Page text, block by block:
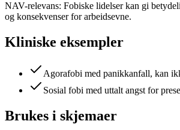
NAV-relevans: Fobiske lidelser kan gi
og konsekvenser for arbeidsevne.
Kliniske eksempler
Agorafobi med panikkanfall, kan
Sosial fobi med uttalt angst for
Brukes i skjemaer